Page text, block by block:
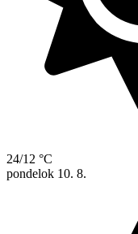
24/12 °C
pondelok 10. 8.